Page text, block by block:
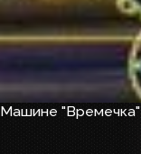
"Времечка"